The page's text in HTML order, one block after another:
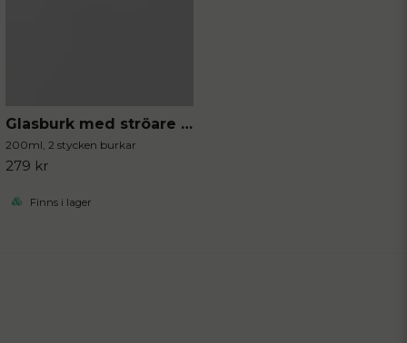
Glasburk med ströare 2-pack
200ml, 2 stycken burkar
279 kr
Finns i lager